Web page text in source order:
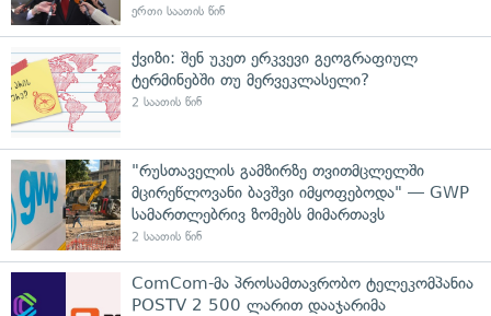
ერთი საათის წინ
ქვიზი: შენ უკეთ ერკვევი გეოგრაფიულ
ტერმინებში თუ მერვეკლასელი?
2 საათის წინ
"რუსთაველის გამზირზე თვითმცლელში
მცირეწლოვანი ბავშვი იმყოფებოდა" — GWP
სამართლებრივ ზომებს მიმართავს
2 საათის წინ
ComCom-მა პროსამთავრობო ტელეკომპანია
POSTV 2 500 ლარით დააჯარიმა